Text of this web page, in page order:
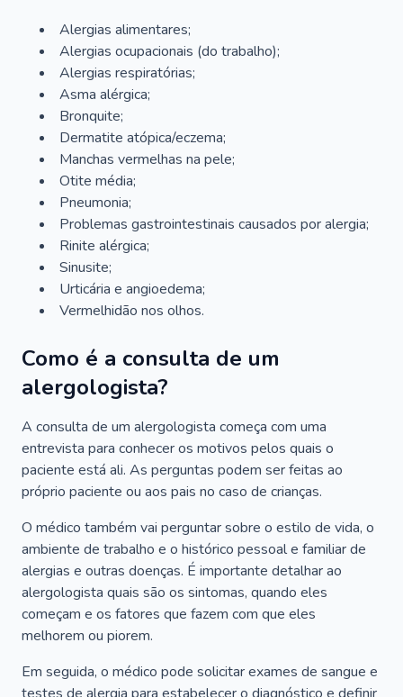
Alergias alimentares;
Alergias ocupacionais (do trabalho);
Alergias respiratórias;
Asma alérgica;
Bronquite;
Dermatite atópica/eczema;
Manchas vermelhas na pele;
Otite média;
Pneumonia;
Problemas gastrointestinais causados por alergia;
Rinite alérgica;
Sinusite;
Urticária e angioedema;
Vermelhidão nos olhos.
Como é a consulta de um
alergologista?
A consulta de um alergologista começa com uma
entrevista para conhecer os motivos pelos quais o
paciente está ali. As perguntas podem ser feitas ao
próprio paciente ou aos pais no caso de crianças.
O médico também vai perguntar sobre o estilo de vida, o
ambiente de trabalho e o histórico pessoal e familiar de
alergias e outras doenças. É importante detalhar ao
alergologista quais são os sintomas, quando eles
começam e os fatores que fazem com que eles
melhorem ou piorem.
Em seguida, o médico pode solicitar exames de sangue e